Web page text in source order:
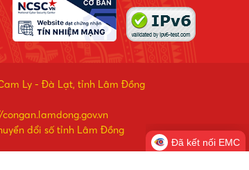
Ly - Đà Lạt, tỉnh Lâm Đồng
đổi số tỉnh Lâm Đồng
Đã kết nối EMC